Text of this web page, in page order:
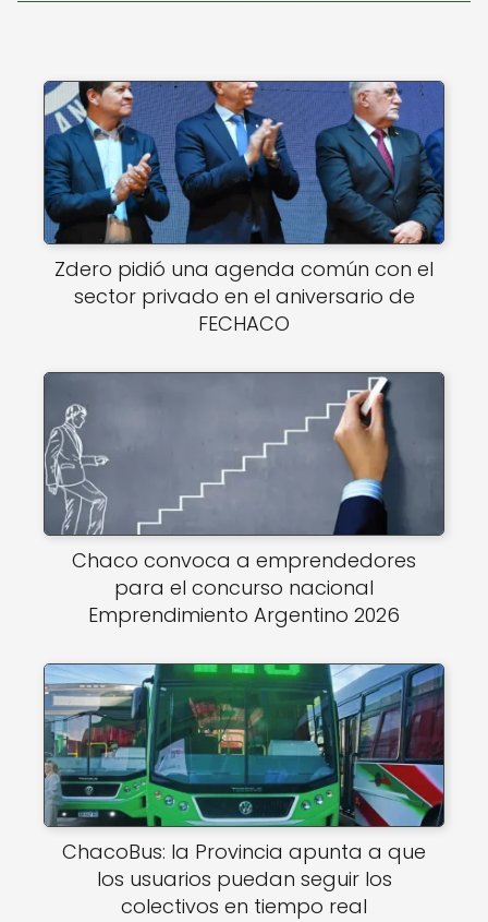
Zdero pidió una agenda común con el
sector privado en el aniversario de
FECHACO
Chaco convoca a emprendedores
para el concurso nacional
Emprendimiento Argentino 2026
ChacoBus: la Provincia apunta a que
los usuarios puedan seguir los
colectivos en tiempo real